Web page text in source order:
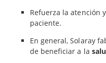
Refuerza la atención
paciente.
En general, Solaray
de beneficiar a la